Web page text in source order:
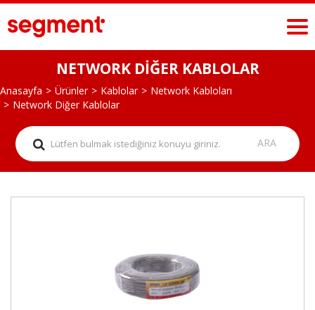
NETWORK DİĞER KABLOLAR
Anasayfa Ürünler Kablolar
Network Kabloları
Network Diğer Kablolar